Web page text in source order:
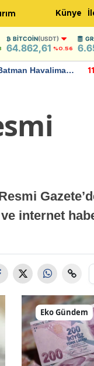
Künye
BITCOIN(USDT)
64.862,61 %0.56
Havalimanı
internet
Eko Gündem